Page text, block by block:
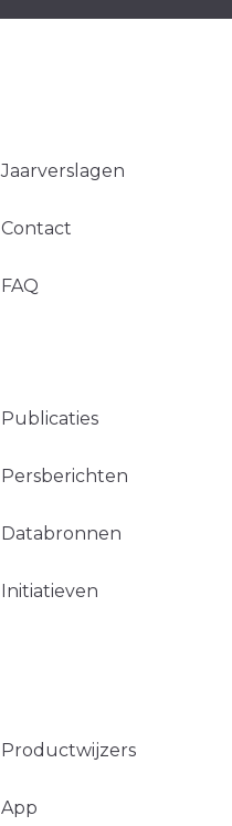
Jaarverslagen
Contact
FAQ
Publicaties
Persberichten
Databronnen
Initiatieven
Productwijzers
App